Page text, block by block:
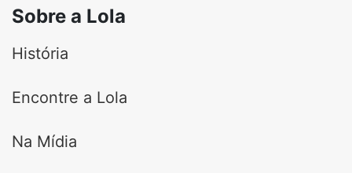
Sobre a Lola
História
Encontre a Lola
Na Mídia